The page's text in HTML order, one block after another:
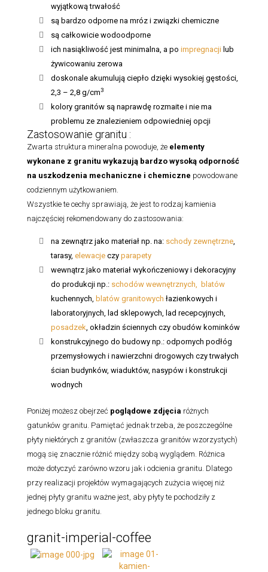
wyjątkową trwałość
są bardzo odporne na mróz i związki chemiczne
są całkowicie wodoodporne
ich nasiąkliwość jest minimalna, a po impregnacji lub
żywicowaniu zerowa
doskonale akumulują ciepło dzięki wysokiej gęstości,
2,3 – 2,8 g/cm3
kolory granitów są naprawdę rozmaite i nie ma
problemu ze znalezieniem odpowiedniej opcji
Zastosowanie granitu :
Zwarta struktura mineralna powoduje, że elementy
wykonane z granitu wykazują bardzo wysoką odporność
na uszkodzenia mechaniczne i chemiczne powodowane
codziennym użytkowaniem.
Wszystkie te cechy sprawiają, że jest to rodzaj kamienia
najczęściej rekomendowany do zastosowania:
na zewnątrz jako materiał np. na: schody zewnętrzne
tarasy, elewacje czy parapety
wewnątrz jako materiał wykończeniowy i dekoracyjny
do produkcji np.: schodów wewnętrznych,
blatów
kuchennych, blatów granitowych łazienkowych i
laboratoryjnych, lad sklepowych, lad recepcyjnych,
posadzek , okładzin ściennych czy obudów kominków
konstrukcyjnego do budowy np.: odpornych podłóg
przemysłowych i nawierzchni drogowych czy trwałych
ścian budynków, wiaduktów, nasypów i konstrukcji
wodnych
Poniżej możesz obejrzeć poglądowe zdjęcia różnych
gatunków granitu. Pamiętać jednak trzeba, że poszczególne
płyty niektórych z granitów (zwłaszcza granitów wzorzystych)
mogą się znacznie różnić między sobą wyglądem. Różnica
może dotyczyć zarówno wzoru jak i odcienia granitu. Dlatego
przy realizacji projektów wymagających zużycia więcej niż
jednej płyty granitu ważne jest, aby płyty te pochodziły z
jednego bloku granitu.
granit-imperial-coffee